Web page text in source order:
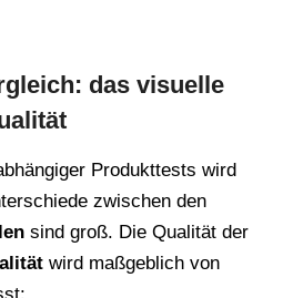
das visuelle
Produkttests wird
zwischen den
sind groß. Die Qualität der
wird maßgeblich von